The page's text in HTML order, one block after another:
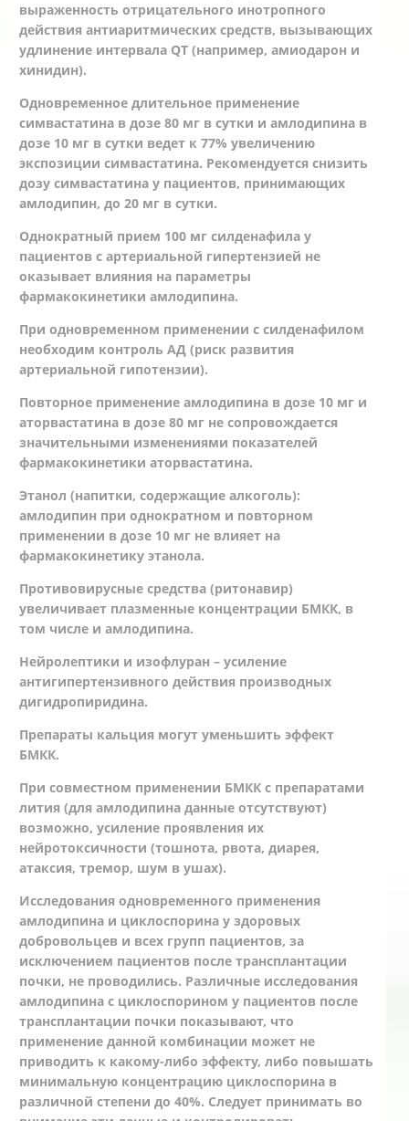
выраженность отрицательного инотропного
действия антиаритмических средств, вызывающих
удлинение интервала QT (например, амиодарон и
хинидин).
Одновременное длительное применение
симвастатина в дозе 80 мг в сутки и амлодипина в
дозе 10 мг в сутки ведет к 77% увеличению
экспозиции симвастатина. Рекомендуется снизить
дозу симвастатина у пациентов, принимающих
амлодипин, до 20 мг в сутки.
Однократный прием 100 мг силденафила у
пациентов с артериальной гипертензией не
оказывает влияния на параметры
фармакокинетики амлодипина.
При одновременном применении с силденафилом
необходим контроль АД (риск развития
артериальной гипотензии).
Повторное применение амлодипина в дозе 10 мг и
аторвастатина в дозе 80 мг не сопровождается
значительными изменениями показателей
фармакокинетики аторвастатина.
Этанол (напитки, содержащие алкоголь):
амлодипин при однократном и повторном
применении в дозе 10 мг не влияет на
фармакокинетику этанола.
Противовирусные средства (ритонавир)
увеличивает плазменные концентрации БМКК, в
том числе и амлодипина.
Нейролептики и изофлуран – усиление
антигипертензивного действия производных
дигидропиридина.
Препараты кальция могут уменьшить эффект
БМКК.
При совместном применении БМКК с препаратами
лития (для амлодипина данные отсутствуют)
возможно, усиление проявления их
нейротоксичности (тошнота, рвота, диарея,
атаксия, тремор, шум в ушах).
Исследования одновременного применения
амлодипина и циклоспорина у здоровых
добровольцев и всех групп пациентов, за
исключением пациентов после трансплантации
почки, не проводились. Различные исследования
амлодипина с циклоспорином у пациентов после
трансплантации почки показывают, что
применение данной комбинации может не
приводить к какому-либо эффекту, либо повышать
минимальную концентрацию циклоспорина в
различной степени до 40%. Следует принимать во